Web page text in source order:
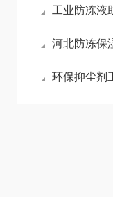
工业防冻液
河北防冻保
环保抑尘剂工